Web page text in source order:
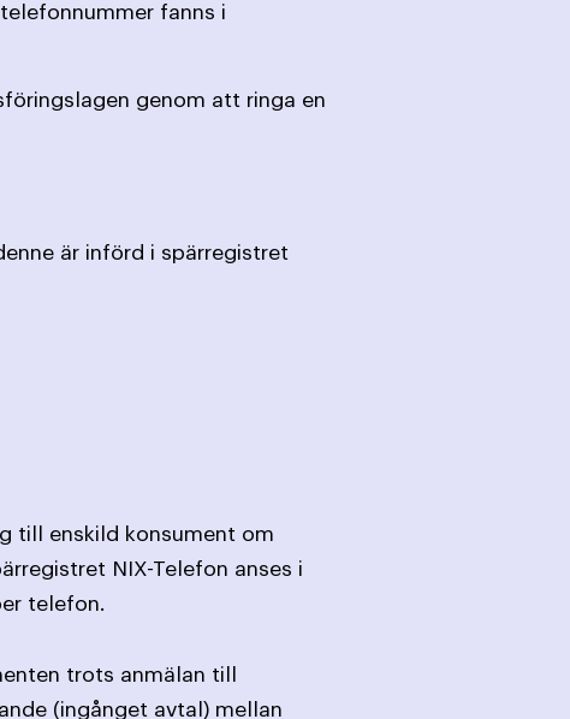
fanns i
genom att ringa en
är införd i spärregistret
till enskild konsument om
NIX-Telefon anses i
telefon.
trots anmälan till
(ingånget avtal) mellan